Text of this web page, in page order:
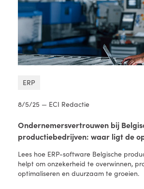
ERP
8/5/25 — ECI Redactie
Ondernemersvertrouwen bij
productiebedrijven: waar ligt de
Lees hoe ERP-software Belgische
helpt om onzekerheid te overwinnen,
optimaliseren en duurzaam te groeien.